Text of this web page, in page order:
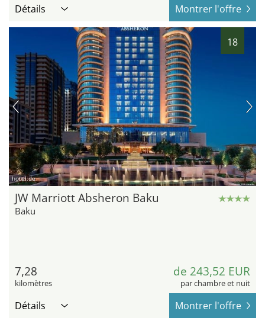
Détails Montrer l'offre
18
hotel.de
JW Marriott Absheron Baku
Baku
7,28
kilomètres
de 243,52 EUR
par chambre et nuit
Détails Montrer l'offre